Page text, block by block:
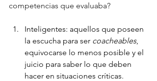
competencias que evaluaba?
Inteligentes: aquellos que poseen
la escucha para ser coacheables,
equivocarse lo menos posible y el
juicio para saber lo que deben
hacer en situaciones críticas.